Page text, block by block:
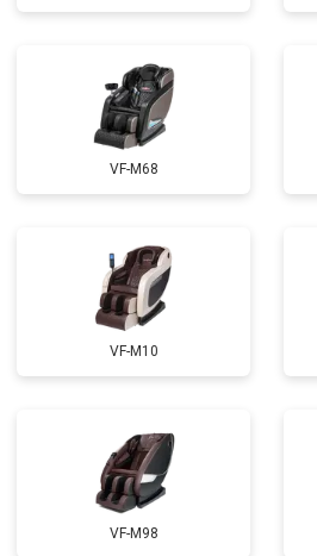
Ремонт сканера
Замена сетевого трансформатора
Ремонт микро-лифта
VF-M68
VF-M10
VF-M98